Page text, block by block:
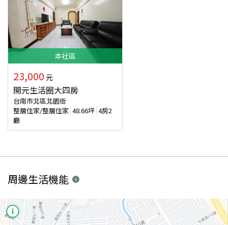
本社區
23,000 元
開元生活圈大四房
台南市北區北園街
整層住家/整層住家 48.66坪 4房2
廳
周邊生活機能